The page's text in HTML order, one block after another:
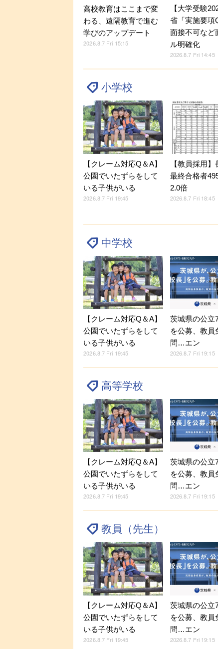
高校教育はここまで変
わる、遠隔教育で進む
学びのアップデート
2026.8.7 Fri 15:15
【大学受験
省「実施要項
面接不可など
ル明確化
2026.8.7 Fri 14:45
小学校
【クレーム対応Q＆A】
公園でいたずらをして
いる子供がいる
2026.8.7 Fri 19:45
【教員採用】
最終合格者
2.0倍
2026.8.7 Fri 18:45
中学校
【クレーム対応Q＆A】
公園でいたずらをして
いる子供がいる
2026.8.7 Fri 19:45
茨城県の公立
を公募、教員
問…エン
2026.8.7 Fri 19:15
高等学校
【クレーム対応Q＆A】
公園でいたずらをして
いる子供がいる
2026.8.7 Fri 19:45
茨城県の公立
を公募、教員
問…エン
2026.8.7 Fri 19:15
教員（先生）
【クレーム対応Q＆A】
公園でいたずらをして
いる子供がいる
2026.8.7 Fri 19:45
茨城県の公立
を公募、教員
問…エン
2026.8.7 Fri 19:15